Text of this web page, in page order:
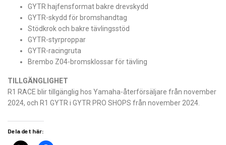
GYTR hajfensformat bakre drevskydd
GYTR-skydd för bromshandtag
Stödkrok och bakre tävlingsstöd
GYTR-styrproppar
GYTR-racingruta
Brembo Z04-bromsklossar för tävling
TILLGÄNGLIGHET
R1 RACE blir tillgänglig hos Yamaha-återförsäljare från november
2024, och R1 GYTR i GYTR PRO SHOPS från november 2024.
Dela det här: